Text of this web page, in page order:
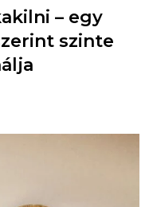
– egy
szinte